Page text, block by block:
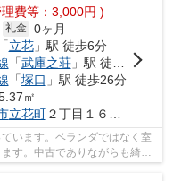
費等：3,000円 )
礼金 0ヶ月
「立花」駅 徒歩6分
「武庫之荘」駅 徒歩21分
「塚口 」駅 徒歩26分
㎡
立花町２丁目１６－２５
います。ベランダではなく室
す。中古でありながらも綺麗
エア...